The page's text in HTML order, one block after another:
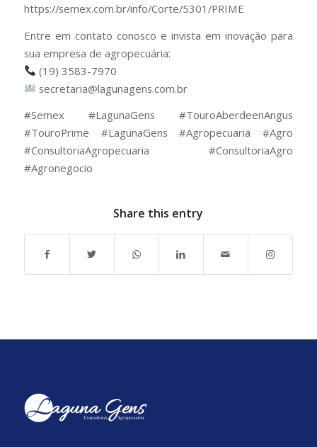
https://semex.com.br/info/Corte/5301/PRIME
Entre em contato conosco e invista em inovação para
sua empresa de agropecuária:
(19) 3583-7970
secretaria@lagunagens.com.br
#Semex #LagunaGens #TouroAberdeenAngus
#TouroPrime #LagunaGens #Agropecuaria #Agro
#ConsultoriaAgropecuaria #ConsultoriaAgro
#Agronegocio
Share this entry